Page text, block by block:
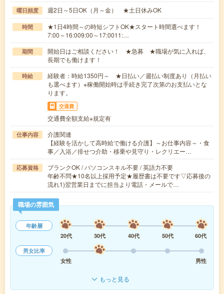
曜日頻度 週2日～5日OK（月～金） ★土日休みOK
時間
★1日4時間～の時短シフトOK★スタート時間選べます！
7:00～16:009:00～17:0011:…
期間
開始日はご相談ください！ ★急募 ★職場が気に入れば、
長期でも働けます！
時給
経験者：時給1350円～ ★日払い／週払い制度あり（月払い
も選べます）※稼働開始時は手続き完了次第のお支払いとな
ります。
交通費
交通費全額支給※規定有
仕事内容
介護関連
【経験を活かして高時給で働ける介護】～お仕事内容～・食
事／入浴／排せつ介助・移乗や見守り・レクリエー…
応募資格
ブランクOK / パソコンスキル不要 / 英語力不要
年齢不問★10名以上採用予定★履歴書は不要です▽応募後の
流れ1)翌営業日までに担当より電話・メールで…
職場の雰囲気
年齢層
20代
30代 40代 50代
60代
男女比率
女性
男性
もっと見る